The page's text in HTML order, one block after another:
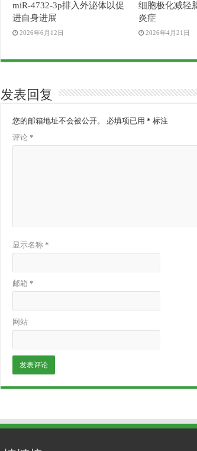
miR-4732-3p排入外泌体以促
进自身进展
2026年6月12日
细胞极化减轻
炎症
2026年4月21日
发表回复
您的邮箱地址不会被公开。 必填项已用 * 标注
评论 *
显示名称 *
邮箱 *
网站